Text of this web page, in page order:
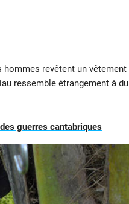
revêtent un vêtement
ressemble étrangement à du
guerres cantabriques